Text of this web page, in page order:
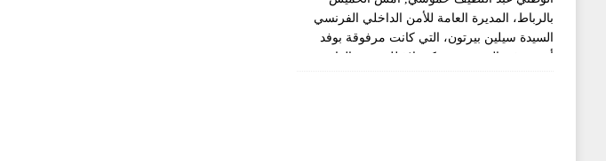
بالرباط، المديرة العامة للأمن الداخلي الفرنسي
السيدة سيلين بيرتون، التي كانت مرفوقة بوفد
أمني رفيع المستوى. وذكر بلاغ للمديرية العامة